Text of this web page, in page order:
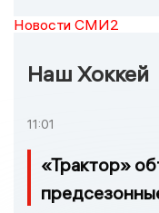
Новости СМИ2
Наш Хоккей
11:01
«Трактор»